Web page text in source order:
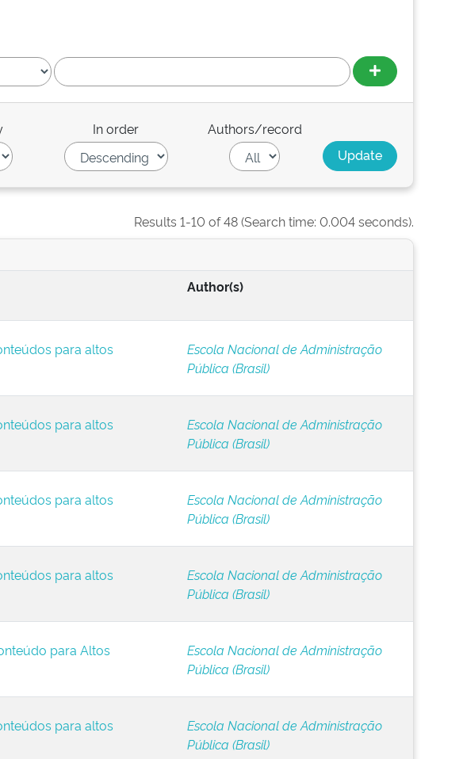
In order Authors/record
Results 1-10 of 48 (Search time: 0.004 seconds).
Author(s)
para altos
Escola Nacional de Administração
Pública (Brasil)
para altos
Escola Nacional de Administração
Pública (Brasil)
para altos
Escola Nacional de Administração
Pública (Brasil)
para altos
Escola Nacional de Administração
Pública (Brasil)
para Altos
Escola Nacional de Administração
Pública (Brasil)
para altos
Escola Nacional de Administração
Pública (Brasil)